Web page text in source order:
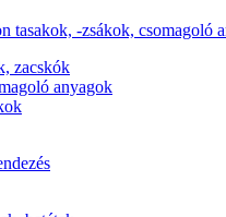
tasakok, -zsákok, csomagoló
zacskók
anyagok